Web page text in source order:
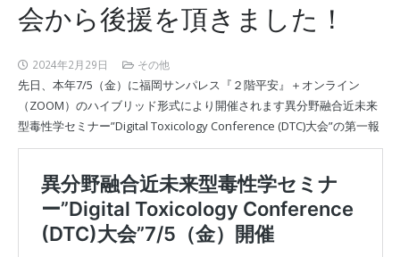
会から後援を頂きました！
2024年2月29日 その他
先日、本年7/5（金）に福岡サンパレス『２階平安』＋オンライン
（ZOOM）のハイブリッド形式により開催されます異分野融合近未来
型毒性学セミナー”Digital Toxicology Conference (DTC)大会”の第一報